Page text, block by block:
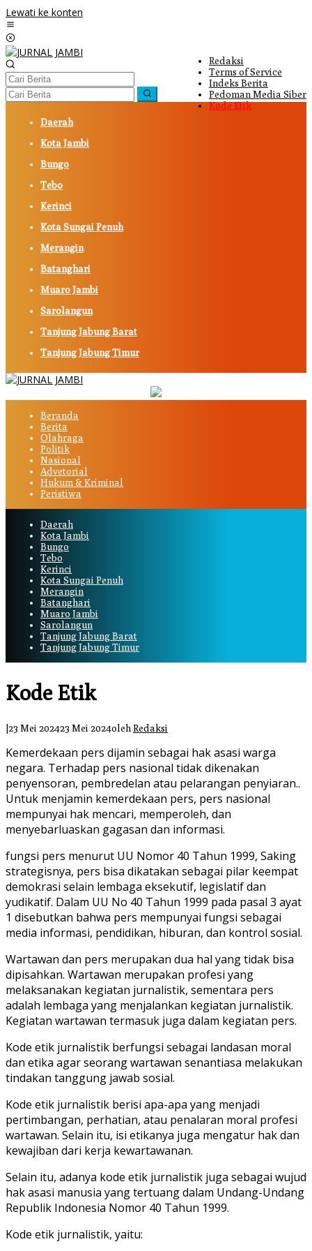
Lewati ke konten
Redaksi
Terms of Service
Indeks Berita
Pedoman Media Siber
Kode Etik
Daerah
Kota Jambi
Bungo
Tebo
Kerinci
Kota Sungai Penuh
Merangin
Batanghari
Muaro Jambi
Sarolangun
Tanjung Jabung Barat
Tanjung Jabung Timur
Beranda
Berita
Olahraga
Politik
Nasional
Advetorial
Hukum & Kriminal
Peristiwa
Daerah
Kota Jambi
Bungo
Tebo
Kerinci
Kota Sungai Penuh
Merangin
Batanghari
Muaro Jambi
Sarolangun
Tanjung Jabung Barat
Tanjung Jabung Timur
Kode Etik
23 Mei 202423 Mei 2024oleh Redaksi
Kemerdekaan pers dijamin sebagai hak asasi warga
negara. Terhadap pers nasional tidak dikenakan
penyensoran, pembredelan atau pelarangan penyiaran..
Untuk menjamin kemerdekaan pers, pers nasional
mempunyai hak mencari, memperoleh, dan
menyebarluaskan gagasan dan informasi.
fungsi pers menurut UU Nomor 40 Tahun 1999, Saking
strategisnya, pers bisa dikatakan sebagai pilar keempat
demokrasi selain lembaga eksekutif, legislatif dan
yudikatif. Dalam UU No 40 Tahun 1999 pada pasal 3 ayat
1 disebutkan bahwa pers mempunyai fungsi sebagai
media informasi, pendidikan, hiburan, dan kontrol sosial.
Wartawan dan pers merupakan dua hal yang tidak bisa
dipisahkan. Wartawan merupakan profesi yang
melaksanakan kegiatan jurnalistik, sementara pers
adalah lembaga yang menjalankan kegiatan jurnalistik.
Kegiatan wartawan termasuk juga dalam kegiatan pers.
Kode etik jurnalistik berfungsi sebagai landasan moral
dan etika agar seorang wartawan senantiasa melakukan
tindakan tanggung jawab sosial.
Kode etik jurnalistik berisi apa-apa yang menjadi
pertimbangan, perhatian, atau penalaran moral profesi
wartawan. Selain itu, isi etikanya juga mengatur hak dan
kewajiban dari kerja kewartawanan.
Selain itu, adanya kode etik jurnalistik juga sebagai wujud
hak asasi manusia yang tertuang dalam Undang-Undang
Republik Indonesia Nomor 40 Tahun 1999.
Kode etik jurnalistik, yaitu: